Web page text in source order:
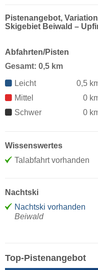
Pistenangebot,
Skigebiet Beiwald –
Abfahrten/Pisten
Gesamt: 0,5 km
Leicht
0,5
Mittel
0
Schwer
0
Wissenswertes
Talabfahrt vorhanden
Nachtski
Nachtski vorhanden
Beiwald
Top-Pistenangebot